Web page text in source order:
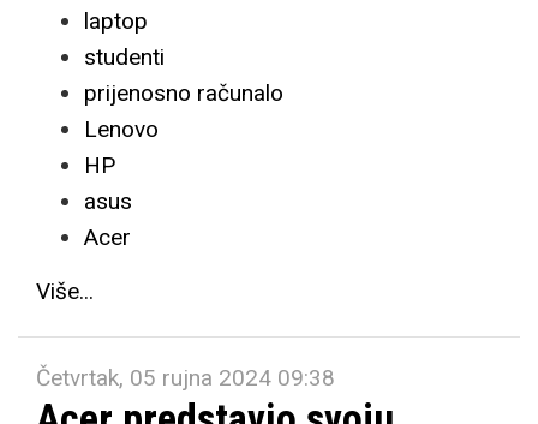
laptop
studenti
prijenosno računalo
Lenovo
HP
asus
Acer
Više...
Četvrtak, 05 rujna 2024 09:38